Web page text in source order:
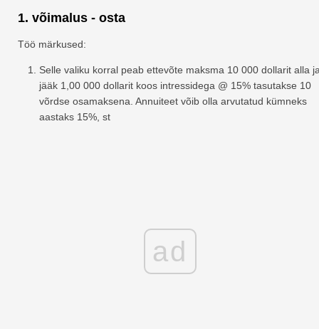
1. võimalus - osta
Töö märkused:
Selle valiku korral peab ettevõte maksma 10 000 dollarit alla
jääk 1,00 000 dollarit koos intressidega @ 15% tasutakse 10
võrdse osamaksena. Annuiteet võib olla arvutatud kümneks
aastaks 15%, st
ad